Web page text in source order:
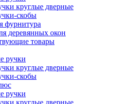
круглые дверные
скобы
фурнитура
деревянных окон
товары
ручки
круглые дверные
скобы
ручки